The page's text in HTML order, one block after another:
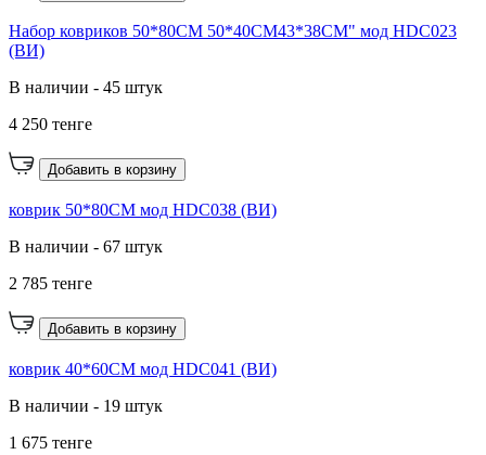
Набор ковриков 50*80CM 50*40CM43*38CM" мод HDC023
(ВИ)
В наличии - 45 штук
4 250 тенге
Добавить в корзину
коврик 50*80CM мод HDC038 (ВИ)
В наличии - 67 штук
2 785 тенге
Добавить в корзину
коврик 40*60CM мод HDC041 (ВИ)
В наличии - 19 штук
1 675 тенге